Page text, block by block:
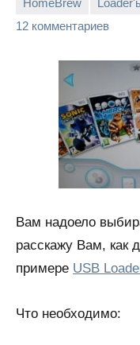
12 комментариев
Вам надоело
расскажу Вам, как
примере USB
Что необходимо: